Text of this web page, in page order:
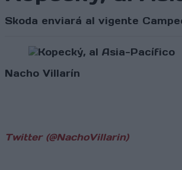
Skoda enviará al vigente
Nacho Villarín
Twitter (@NachoVillarin)